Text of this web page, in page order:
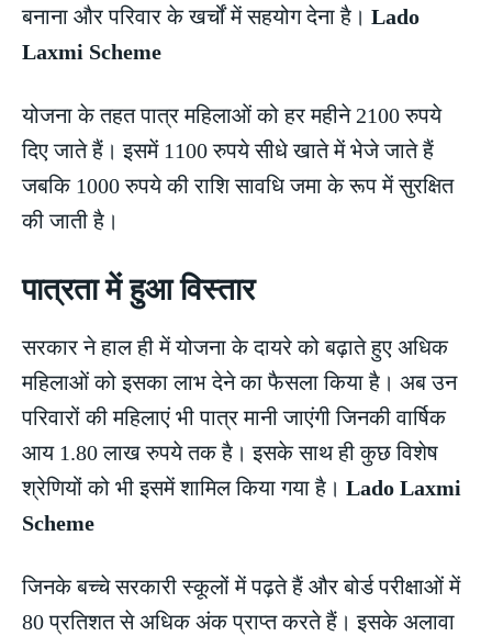
बनाना और परिवार के खर्चों में सहयोग देना है। Lado
Laxmi Scheme
योजना के तहत पात्र महिलाओं को हर महीने 2100 रुपये
दिए जाते हैं। इसमें 1100 रुपये सीधे खाते में भेजे जाते हैं
जबकि 1000 रुपये की राशि सावधि जमा के रूप में सुरक्षित
की जाती है।
पात्रता में हुआ विस्तार
सरकार ने हाल ही में योजना के दायरे को बढ़ाते हुए अधिक
महिलाओं को इसका लाभ देने का फैसला किया है। अब उन
परिवारों की महिलाएं भी पात्र मानी जाएंगी जिनकी वार्षिक
आय 1.80 लाख रुपये तक है। इसके साथ ही कुछ विशेष
श्रेणियों को भी इसमें शामिल किया गया है। Lado Laxmi
Scheme
जिनके बच्चे सरकारी स्कूलों में पढ़ते हैं और बोर्ड परीक्षाओं में
80 प्रतिशत से अधिक अंक प्राप्त करते हैं। इसके अलावा